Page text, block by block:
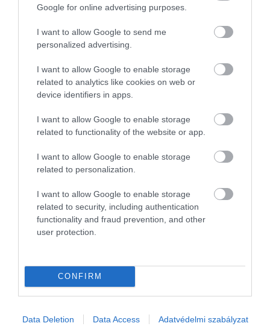
Google for online advertising purposes.
I want to allow Google to send me
personalized advertising.
I want to allow Google to enable storage
related to analytics like cookies on web or
device identifiers in apps.
I want to allow Google to enable storage
related to functionality of the website or app.
I want to allow Google to enable storage
related to personalization.
I want to allow Google to enable storage
related to security, including authentication
functionality and fraud prevention, and other
user protection.
CONFIRM
Data Deletion Data Access Adatvédelmi szabályzat
Művelődj, szórakozz, kíváncsiskodj, kóstolgass
és ismerd meg a Hamu és Gyémánt világát!